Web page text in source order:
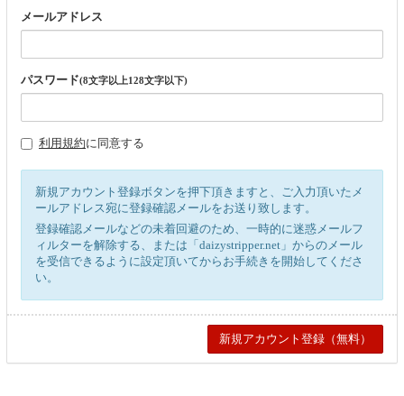
メールアドレス
パスワード(8文字以上128文字以下)
利用規約に同意する
新規アカウント登録ボタンを押下頂きますと、ご入力頂いたメ
ールアドレス宛に登録確認メールをお送り致します。
登録確認メールなどの未着回避のため、一時的に迷惑メールフ
ィルターを解除する、または「daizystripper.net」からのメール
を受信できるように設定頂いてからお手続きを開始してくださ
い。